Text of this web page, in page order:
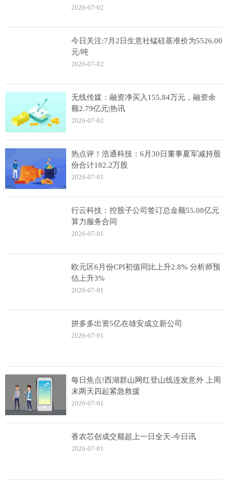
2026-07-02
今日关注:7月2日生意社锰硅基准价为5526.00
元/吨
2026-07-02
无线传媒：融资净买入155.84万元，融资余
额2.79亿元|热讯
2026-07-02
热点评！浩通科技：6月30日董事夏军减持股
份合计182.2万股
2026-07-01
行云科技：控股子公司签订总金额55.08亿元
算力服务合同
2026-07-01
欧元区6月份CPI初值同比上升2.8% 分析师预
估上升3%
2026-07-01
拼多多出资5亿在雄安成立新公司
2026-07-01
每日焦点!西湖群山网红登山线连发意外 上周
末两天四起紧急救援
2026-07-01
香农芯创成交额超上一日全天-今日讯
2026-07-01